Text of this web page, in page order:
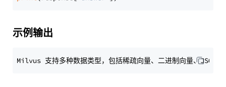
示例输出